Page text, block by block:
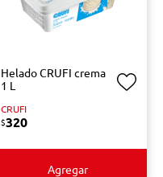
Helado CRUFI crema
1 L
CRUFI
$320
Agregar